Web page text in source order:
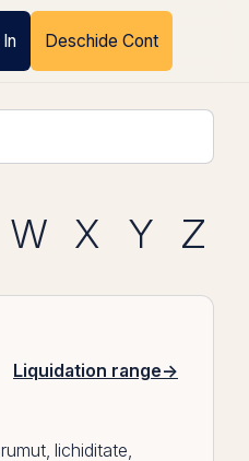
Deschide Cont
W X Y Z
Liquidation range→
lichiditate,